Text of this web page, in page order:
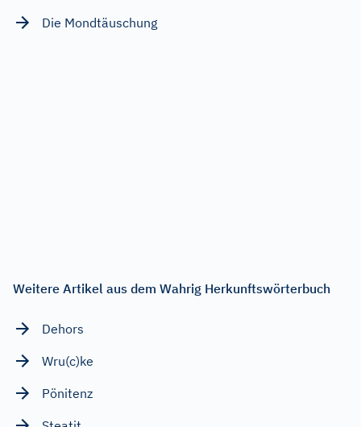
Die Mondtäuschung
Weitere Artikel aus dem Wahrig Herkunftswörterbuch
Dehors
Wru(c)ke
Pönitenz